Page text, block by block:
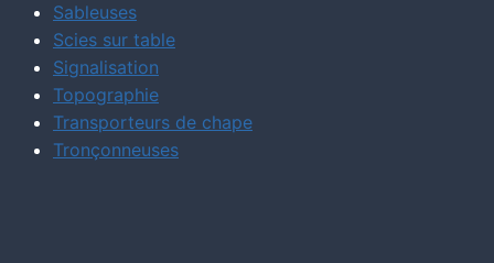
Sableuses
Scies sur table
Signalisation
Topographie
Transporteurs de chape
Tronçonneuses